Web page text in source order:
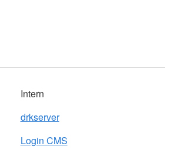
Intern
drkserver
Login CMS